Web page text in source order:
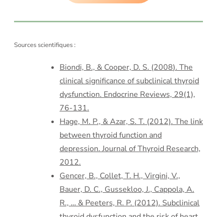
Sources scientifiques :
Biondi, B., & Cooper, D. S. (2008). The
clinical significance of subclinical thyroid
dysfunction. Endocrine Reviews, 29(1),
76-131.
Hage, M. P., & Azar, S. T. (2012). The link
between thyroid function and
depression. Journal of Thyroid Research,
2012.
Gencer, B., Collet, T. H., Virgini, V.,
Bauer, D. C., Gussekloo, J., Cappola, A.
R., … & Peeters, R. P. (2012). Subclinical